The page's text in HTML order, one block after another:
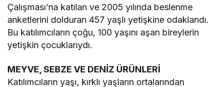
Çalışması’na katılan ve 2005 yılında beslenme
anketlerini dolduran 457 yaşlı yetişkine odaklandı.
Bu katılımcıların çoğu, 100 yaşını aşan bireylerin
yetişkin çocuklarıydı.
MEYVE, SEBZE VE DENİZ ÜRÜNLERİ
Katılımcıların yaşı, kırklı yaşların ortalarından